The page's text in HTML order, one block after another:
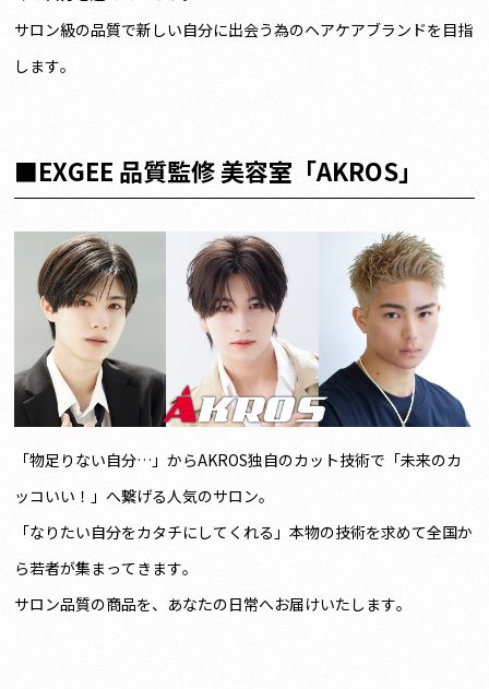
サロン級の品質で新しい自分に出会う為のヘアケアブランドを目指
します。
■EXGEE 品質監修 美容室「AKROS」
「物足りない自分…」からAKROS独自のカット技術で「未来のカ
ッコいい！」へ繋げる人気のサロン。
「なりたい自分をカタチにしてくれる」本物の技術を求めて全国か
ら若者が集まってきます。
サロン品質の商品を、あなたの日常へお届けいたします。